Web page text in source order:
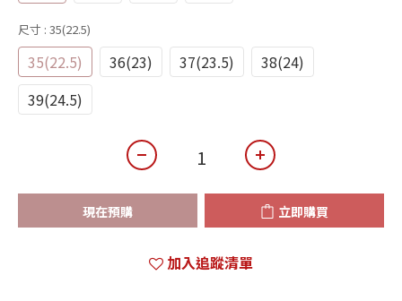
尺寸 : 35(22.5)
35(22.5) 36(23) 37(23.5)
38(24)
39(24.5)
現在預購 立即購買
加入追蹤清單